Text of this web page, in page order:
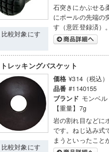
比較対象にす
石突きにかぶせる
にポールの先端の
す（意匠登録済）。
トレッキングバスケット
比較対象にす
価格 ¥314（税込）
品番 #1140155
ブランド モンベル
【重量】7g
岩の割れ目などに
です。ねじ込み式
まうといったこと